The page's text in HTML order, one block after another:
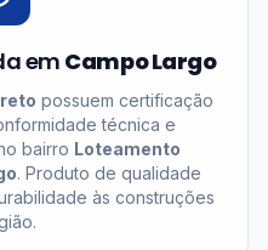
em Campo Largo
possuem certificação
técnica e
bairro Loteamento
. Produto de qualidade
às construções